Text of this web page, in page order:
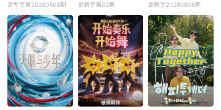
更新至第20260808期 更新至第02集 更新至20260808期